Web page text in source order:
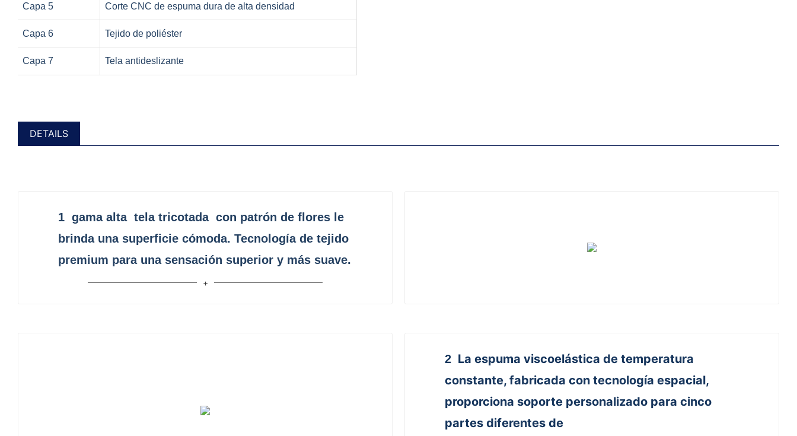
Capa 5 Corte CNC de espuma dura de alta densidad
Capa 6 Tejido de poliéster
Capa 7 Tela antideslizante
DETAILS
1 gama alta tela tricotada con patrón de flores le
brinda una superficie cómoda. Tecnología de tejido
premium para una sensación superior y más suave.
2 La espuma viscoelástica de temperatura
constante, fabricada con tecnología espacial,
proporciona soporte personalizado para cinco
partes diferentes de